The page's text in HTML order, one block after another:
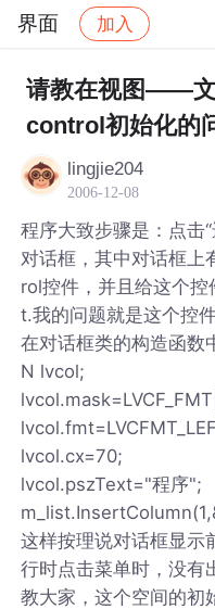
界面 加入
社区 界面 帖子
请教在视图——
control初始化的
lingjie204
2006-12-08
程序大致步骤是：点击
对话框，其中对话框
rol控件，并且给这个
t.我的问题就是这个控
在对话框类的构造函数
N lvcol;
lvcol.cx=70;
lvcol.pszText="程序";
这样按理说对话框显示
行时点击菜单时，没有
教大家，这个空间的初